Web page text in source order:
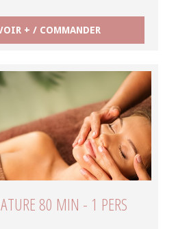
+ / COMMANDER
80 MIN - 1 PERS